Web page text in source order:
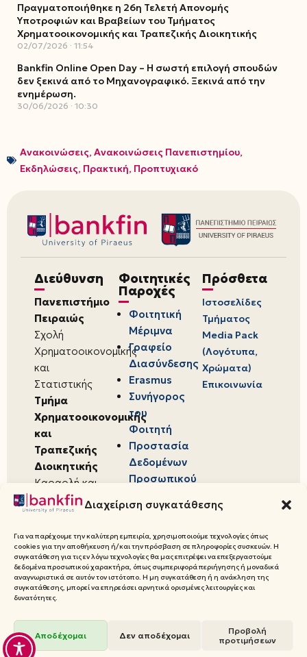
Διαχείριση συγκατάθεσης
Για να παρέχουμε την καλύτερη εμπειρία, χρησιμοποιούμε τεχνολογίες όπως
cookies για την αποθήκευση ή/και την πρόσβαση σε πληροφορίες συσκευών. Η
συγκατάθεση για τις εν λόγω τεχνολογίες θα μας επιτρέψει να επεξεργαστούμε
δεδομένα προσωπικού χαρακτήρα, όπως συμπεριφορά περιήγησης ή μοναδικά
αναγνωριστικά σε αυτόν τον ιστότοπο. Η μη συγκατάθεση ή η ανάκληση της
συγκατάθεσης, μπορεί να επηρεάσει αρνητικά ορισμένες λειτουργίες και
δυνατότητες.
Αποδέχομαι Δεν αποδέχομαι
Προβολή
προτιμήσεων
Πραγματοποιήθηκε η 26η Τελετή Απονομής
Υποτροφιών και Βραβείων του Τμήματος
Χρηματοοικονομικής και Τραπεζικής Διοικητικής
02/07/2026 11:54
Bankfin Online Open Day – Η σωστή επιλογή σπουδών
δεν ξεκινά από το Μηχανογραφικό. Ξεκινά από την
ενημέρωση.
30/06/2026 10:30
Ανακοινώσεις, Ανακοινώσεις Πανεπιστημίου,
Εκδηλώσεις, Πρακτική, Προπτυχιακό
Διεύθυνση
Πανεπιστήμιο
Πειραιώς
Σχολή
Χρηματοοικονομικής
και
Στατιστικής
Τμήμα
Χρηματοοικονομικής
και
Τραπεζικής
Διοικητικής
Καραολή και
Δημητρίου 80,
18534,
Πειραιάς
Φοιτητικές
Παροχές
Φοιτητική
Μέριμνα
Γραφείο
Διασύνδεσης
Erasmus
Συνήγορος
του
Φοιτητή
Προστασία
Δεδομένων
Προσωπικού
Πρόσθετα
Ιστοσελίδες
Τμήματος
Media Pack
(Λογότυπα,
Χρώματα)
Επικοινωνία
© 2026 Πανεπιστήμιο Πειραιώς,
Τραπεζικής Διοικητικής